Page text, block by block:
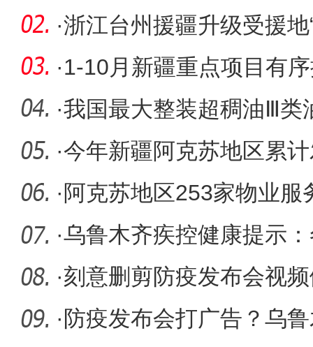
·浙江台州援疆升级受援
更有
·1-10月新疆重点项目有
·我国最大整装超稠油Ⅲ类
成效
·今年新疆阿克苏地区累
助资金42
· 阿克苏地区253家物业服
火
·乌鲁木齐疾控健康提示
氧化碳中
·刻意删剪防疫发布会视
宠物用品
· 防疫发布会打广告？乌